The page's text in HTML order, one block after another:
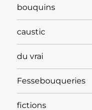
bouquins
caustic
du vrai
Fessebouqueries
fictions